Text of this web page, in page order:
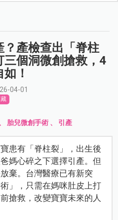
？產檢查出「脊柱
三個洞微創搶救，4
！
04-01
胎兒微創手術 、 引產
患有「脊柱裂」，出生後
媽心碎之下選擇引產。但
棄。台灣醫療已有新突
」，只需在媽咪肚皮上打
搶救，改變寶寶未來的人